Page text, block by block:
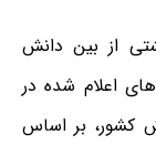
از بین دانش
اعلام شده در
کشور، بر اساس